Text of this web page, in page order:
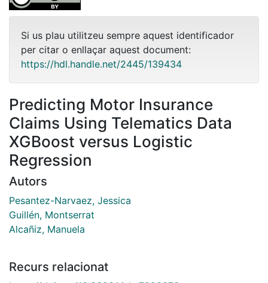
Si us plau utilitzeu sempre aquest identificador
per citar o enllaçar aquest document:
https://hdl.handle.net/2445/139434
Predicting Motor Insurance
Claims Using Telematics Data
XGBoost versus Logistic
Regression
Autors
Pesantez-Narvaez, Jessica
Guillén, Montserrat
Alcañiz, Manuela
Recurs relacionat